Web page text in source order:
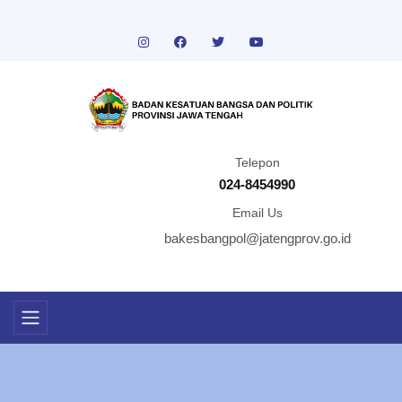
Telepon
024-8454990
Email Us
bakesbangpol@jatengprov.go.id